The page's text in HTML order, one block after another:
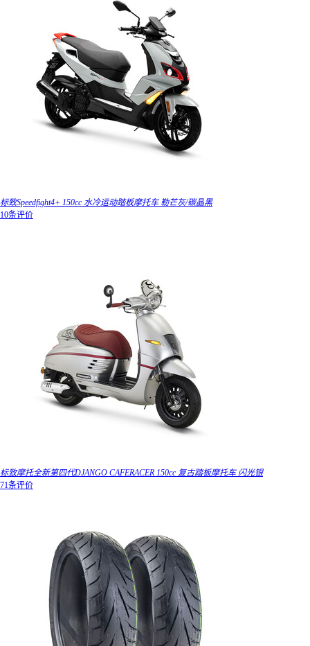
标致Speedfight4+ 150cc 水冷运动踏板摩托车 勒芒灰/碳晶黑
10条评价
标致摩托全新第四代DJANGO CAFERACER 150cc 复古踏板摩托车 闪光银
71条评价